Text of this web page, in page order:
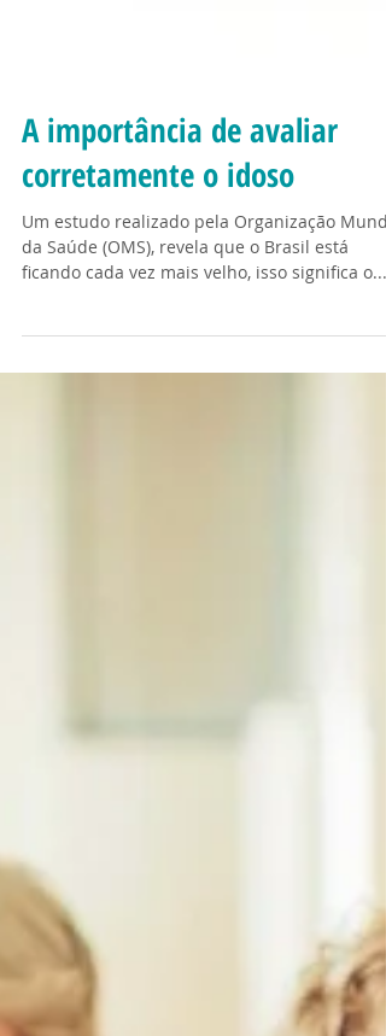
A importância de avaliar
corretamente o idoso
Um estudo realizado pela Organização
ficando cada vez mais velho, isso significa o...